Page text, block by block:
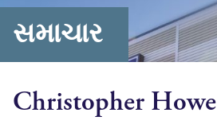
સમાચાર
Christopher Howe